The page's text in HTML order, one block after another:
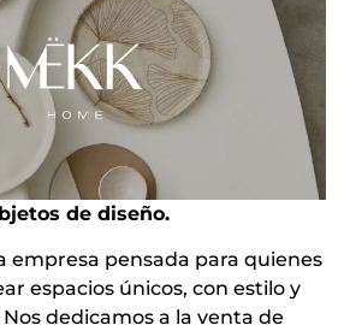
de diseño.
empresa pensada para quienes
espacios únicos, con estilo y
dedicamos a la venta de